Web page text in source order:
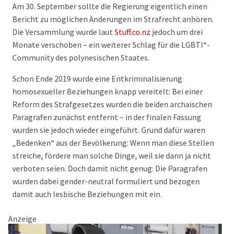
Am 30. September sollte die Regierung eigentlich einen
Bericht zu möglichen Änderungen im Strafrecht anhören.
Die Versammlung wurde laut Stuff.co.nz jedoch um drei
Monate verschoben – ein weiterer Schlag für die LGBTI*-
Community des polynesischen Staates.
Schon Ende 2019 wurde eine Entkriminalisierung
homosexueller Beziehungen knapp vereitelt: Bei einer
Reform des Strafgesetzes wurden die beiden archaischen
Paragrafen zunächst entfernt – in der finalen Fassung
wurden sie jedoch wieder eingeführt. Grund dafür waren
„Bedenken“ aus der Bevölkerung: Wenn man diese Stellen
streiche, fördere man solche Dinge, weil sie dann ja nicht
verboten seien. Doch damit nicht genug: Die Paragrafen
wurden dabei gender-neutral formuliert und bezogen
damit auch lesbische Beziehungen mit ein.
Anzeige